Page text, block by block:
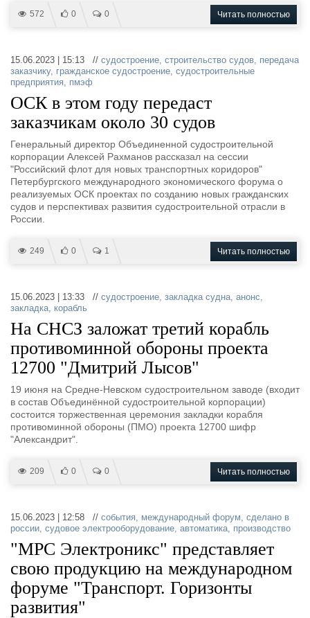
572 0 0 Читать полностью
15.06.2023 | 15:13 // судостроение, строительство судов, передача
заказчику, гражданское судостроение, судостроительные
предприятия, пмэф
ОСК в этом году передаст
заказчикам около 30 судов
Генеральный директор Объединенной судостроительной
корпорации Алексей Рахманов рассказал на сессии
"Российский флот для новых транспортных коридоров"
Петербургского международного экономического форума о
реализуемых ОСК проектах по созданию новых гражданских
судов и перспективах развития судостроительной отрасли в
России.
249 0 1 Читать полностью
15.06.2023 | 13:33 // судостроение, закладка судна, анонс,
закладка, корабль
На СНСЗ заложат третий корабль
противоминной обороны проекта
12700 "Дмитрий Лысов"
19 июня на Средне-Невском судостроительном заводе (входит
в состав Объединённой судостроительной корпорации)
состоится торжественная церемония закладки корабля
противоминной обороны (ПМО) проекта 12700 шифр
"Александрит".
209 0 0 Читать полностью
15.06.2023 | 12:58 // события, международный форум, сделано в
россии, судовое электрооборудование, автоматика, производство
"МРС Электроникс" представляет
свою продукцию на международном
форуме "Транспорт. Горизонты
развития"